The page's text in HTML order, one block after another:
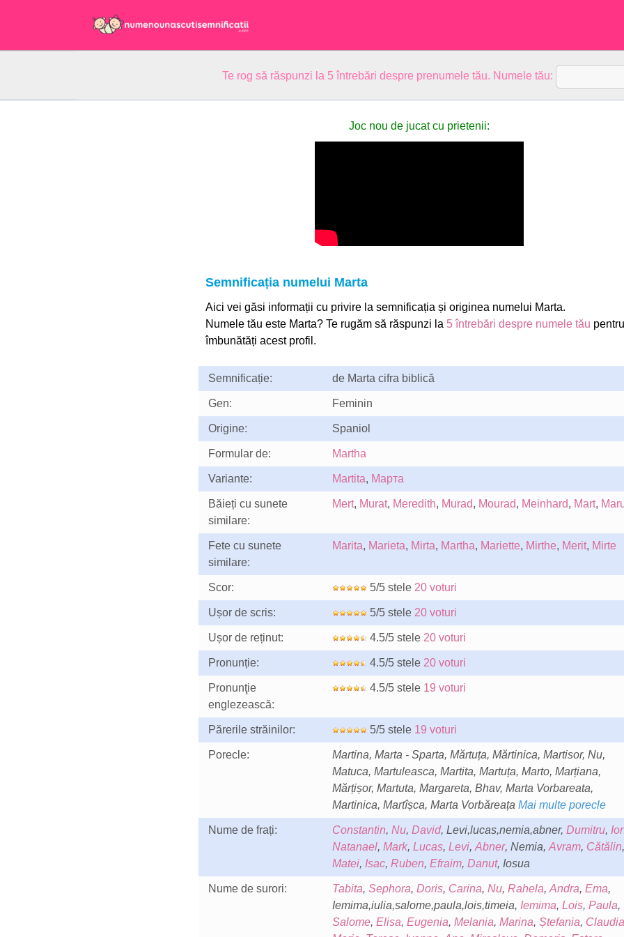
Te rog să răspunzi la 5 întrebări despre prenumele tău. Numele tău:
Joc nou de jucat cu prietenii:
Semnificația numelui Marta
Aici vei găsi informații cu privire la semnificația și originea numelui Marta.
Numele tău este Marta? Te rugăm să răspunzi la 5 întrebări despre numele tău
îmbunătăți acest profil.
Semnificație: de Marta cifra biblică
Gen: Feminin
Origine: Spaniol
Formular de: Martha
Variante: Martita, Марта
Băieți cu sunete
similare:
Mert, Murat, Meredith, Murad, Mourad, Meinhard, Mart,
Fete cu sunete
similare:
Marita, Marieta, Mirta, Martha, Mariette, Mirthe, Merit, Mirte
Scor: 5/5 stele 20 voturi
Ușor de scris: 5/5 stele 20 voturi
Ușor de reținut: 4.5/5 stele 20 voturi
Pronunție: 4.5/5 stele 20 voturi
Pronunţie
englezească:
4.5/5 stele 19 voturi
Părerile străinilor: 5/5 stele 19 voturi
Porecle:
Martina, Marta - Sparta, Mărtuța, Mărtinica, Martisor, Nu,
Matuca, Martuleasca, Martita, Martuța, Marto, Marțiana,
Mărțișor, Martuta, Margareta, Bhav, Marta Vorbareata,
Martinica, Martîșca, Marta Vorbăreața Mai multe porecle
Nume de frați: Constantin, Nu, David, Levi,lucas,nemia,abner, Dumitru,
Natanael, Mark, Lucas, Levi, Abner, Nemia, Avram, Cătălin,
Matei, Isac, Ruben, Efraim, Danut, Iosua
Nume de surori: Tabita, Sephora, Doris, Carina, Nu, Rahela, Andra, Ema,
Iemima,iulia,salome,paula,lois,timeia, Iemima, Lois, Paula,
Salome, Elisa, Eugenia, Melania, Marina, Ștefania, Claudia